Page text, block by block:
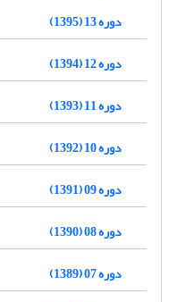
دوره 13 (1395)
دوره 12 (1394)
دوره 11 (1393)
دوره 10 (1392)
دوره 09 (1391)
دوره 08 (1390)
دوره 07 (1389)